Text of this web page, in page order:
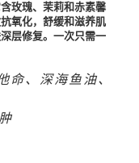
玫瑰、茉莉和赤素馨
氧化，舒缓和滋养肌
层修复。一次只需一
命、深海鱼油、